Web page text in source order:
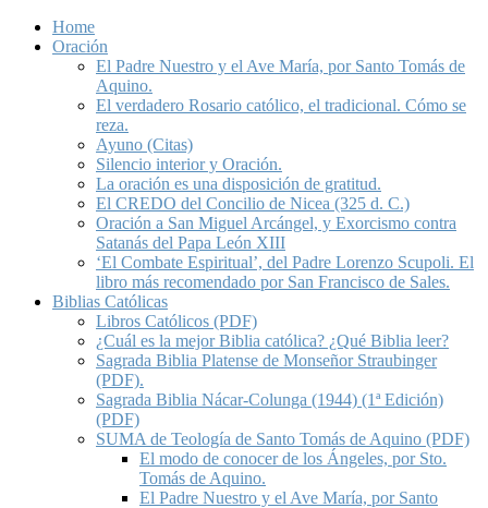
Home
Oración
El Padre Nuestro y el Ave María, por Santo Tomás de
Aquino.
El verdadero Rosario católico, el tradicional. Cómo se
reza.
Ayuno (Citas)
Silencio interior y Oración.
La oración es una disposición de gratitud.
El CREDO del Concilio de Nicea (325 d. C.)
Oración a San Miguel Arcángel, y Exorcismo contra
Satanás del Papa León XIII
‘El Combate Espiritual’, del Padre Lorenzo Scupoli. El
libro más recomendado por San Francisco de Sales.
Biblias Católicas
Libros Católicos (PDF)
¿Cuál es la mejor Biblia católica? ¿Qué Biblia leer?
Sagrada Biblia Platense de Monseñor Straubinger
(PDF).
Sagrada Biblia Nácar-Colunga (1944) (1ª Edición)
(PDF)
SUMA de Teología de Santo Tomás de Aquino (PDF)
El modo de conocer de los Ángeles, por Sto.
Tomás de Aquino.
El Padre Nuestro y el Ave María, por Santo